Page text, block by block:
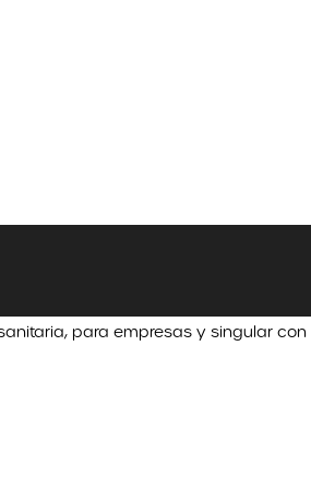
para empresas y singular